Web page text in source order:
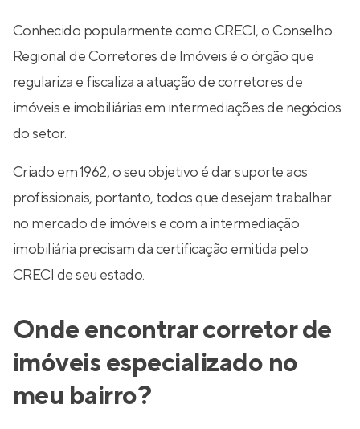
Conhecido popularmente como CRECI, o Conselho
Regional de Corretores de Imóveis é o órgão que
regulariza e fiscaliza a atuação de corretores de
imóveis e imobiliárias em intermediações de negócios
do setor.
Criado em 1962, o seu objetivo é dar suporte aos
profissionais, portanto, todos que desejam trabalhar
no mercado de imóveis e com a intermediação
imobiliária precisam da certificação emitida pelo
CRECI de seu estado.
Onde encontrar corretor de
imóveis especializado no
meu bairro?